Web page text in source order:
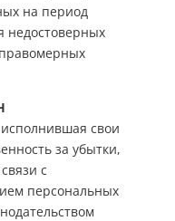
на период
недостоверных
свои
за убытки,
с
персональных